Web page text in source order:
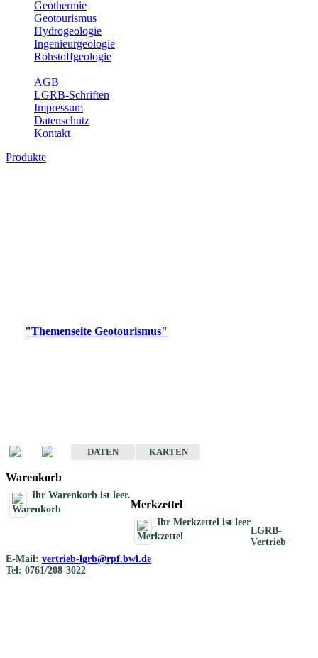
Geothermie
Geotourismus
Hydrogeologie
Ingenieurgeologie
Rohstoffgeologie
AGB
LGRB-Schriften
Impressum
Datenschutz
Kontakt
Produkte
"Themenseite Geotourismus"
DATEN
KARTEN
Warenkorb
Ihr Warenkorb ist leer.
Merkzettel
Ihr Merkzettel ist leer
LGRB-
Vertrieb
E-Mail: vertrieb-lgrb@rpf.bwl.de
Tel: 0761/208-3022